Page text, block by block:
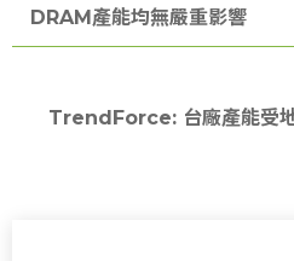
DRAM產能均無嚴重影響
TrendForce: 台廠產能受